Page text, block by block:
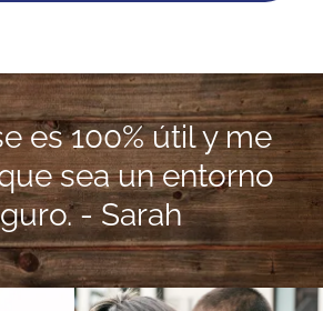
es 100% útil y me
sea un entorno
- Sarah